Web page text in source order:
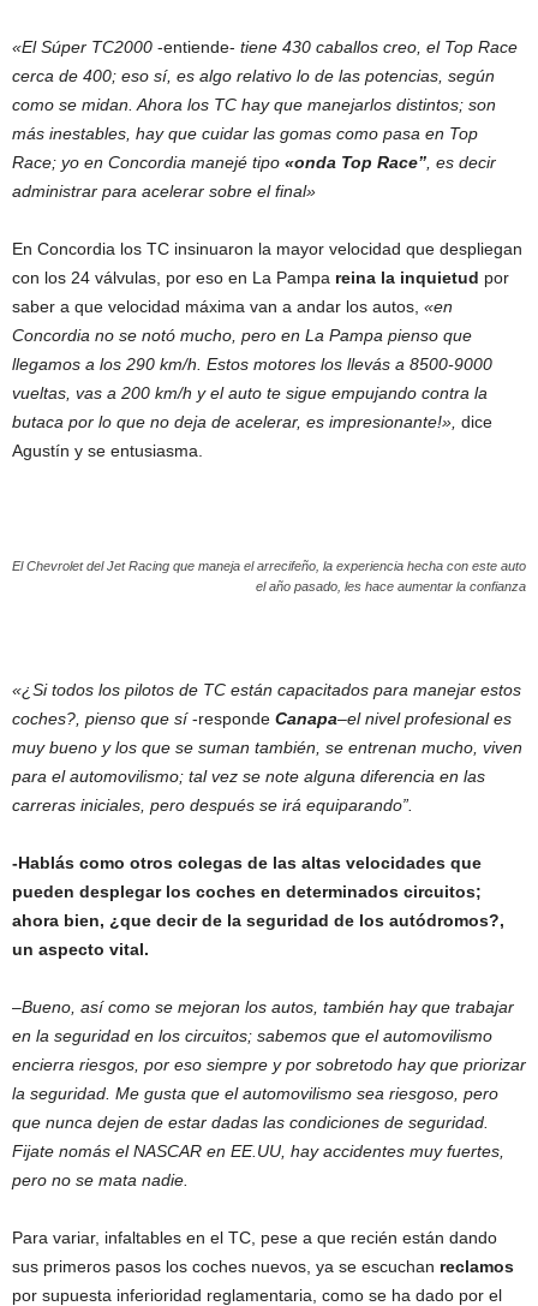
«El Súper TC2000 -entiende- tiene 430 caballos creo, el Top Race
cerca de 400; eso sí, es algo relativo lo de las potencias, según
como se midan. Ahora los TC hay que manejarlos distintos; son
más inestables, hay que cuidar las gomas como pasa en Top
Race; yo en Concordia manejé tipo «onda Top Race” , es decir
administrar para acelerar sobre el final»
En Concordia los TC insinuaron la mayor velocidad que despliegan
con los 24 válvulas, por eso en La Pampa reina la inquietud por
saber a que velocidad máxima van a andar los autos, «en
Concordia no se notó mucho, pero en La Pampa pienso que
llegamos a los 290 km/h. Estos motores los llevás a 8500-9000
vueltas, vas a 200 km/h y el auto te sigue empujando contra la
butaca por lo que no deja de acelerar, es impresionante!», dice
Agustín y se entusiasma.
El Chevrolet del Jet Racing que maneja el arrecifeño, la experiencia hecha con este auto
el año pasado, les hace aumentar la confianza
«¿Si todos los pilotos de TC están capacitados para manejar estos
coches?, pienso que sí-responde Canapa–el nivel profesional es
muy bueno y los que se suman también, se entrenan mucho, viven
para el automovilismo; tal vez se note alguna diferencia en las
carreras iniciales, pero después se irá equiparando”.
-Hablás como otros colegas de las altas velocidades que
pueden desplegar los coches en determinados circuitos;
ahora bien, ¿que decir de la seguridad de los autódromos?,
un aspecto vital.
–Bueno, así como se mejoran los autos, también hay que trabajar
en la seguridad en los circuitos; sabemos que el automovilismo
encierra riesgos, por eso siempre y por sobretodo hay que priorizar
la seguridad. Me gusta que el automovilismo sea riesgoso, pero
que nunca dejen de estar dadas las condiciones de seguridad.
Fijate nomás el NASCAR en EE.UU, hay accidentes muy fuertes,
pero no se mata nadie.
Para variar, infaltables en el TC, pese a que recién están dando
sus primeros pasos los coches nuevos, ya se escuchan reclamos
por supuesta inferioridad reglamentaria, como se ha dado por el